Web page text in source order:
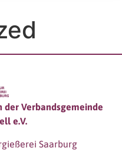
der Verbandsgemeinde
e.V.
Saarburg